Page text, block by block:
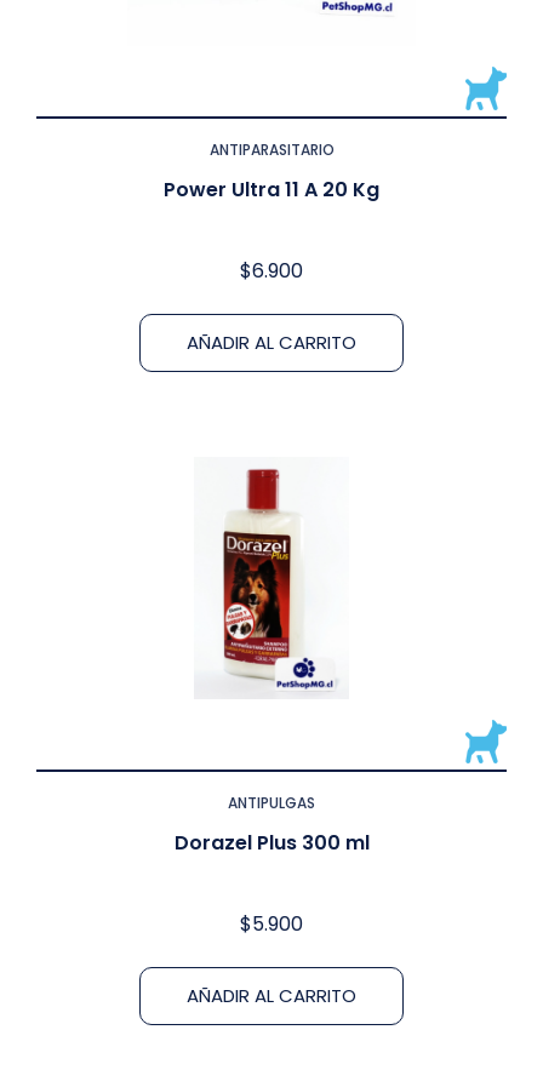
ANTIPARASITARIO
Power Ultra 11 A 20 Kg
$6.900
AÑADIR AL CARRITO
ANTIPULGAS
Dorazel Plus 300 ml
$5.900
AÑADIR AL CARRITO